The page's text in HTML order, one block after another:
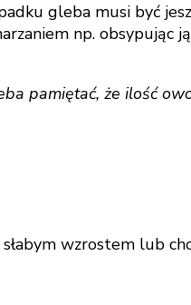
gleba musi być
np. obsypując
pamiętać, że ilość
wzrostem lub